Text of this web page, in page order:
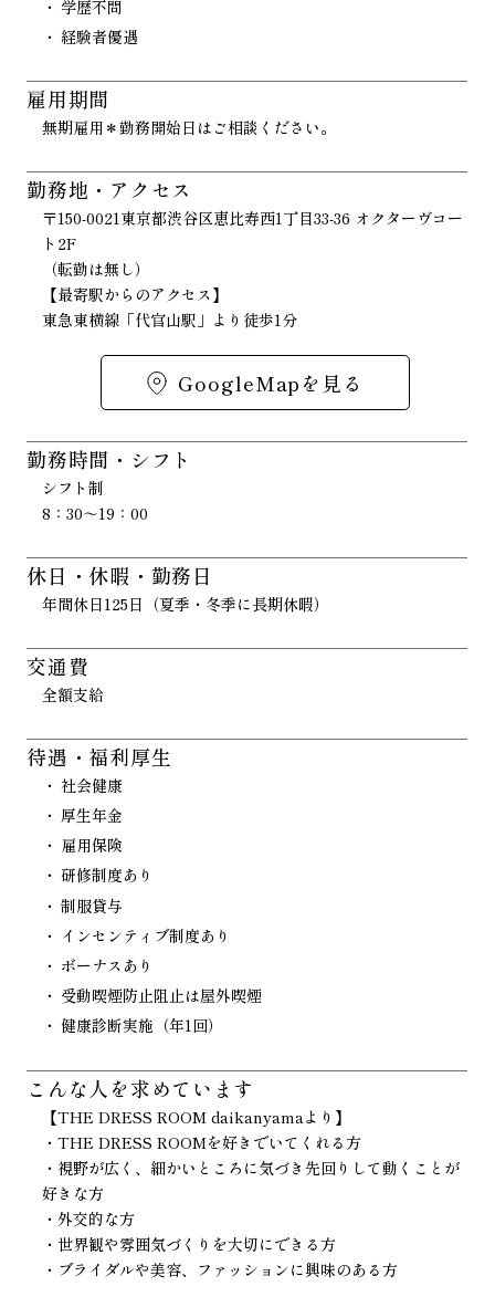
学歴不問
経験者優遇
雇用期間
無期雇用＊勤務開始日はご相談ください。
勤務地・アクセス
〒150-0021東京都渋谷区恵比寿西1丁目33-36 オクターヴコー
ト2F
（転勤は無し）
【最寄駅からのアクセス】
東急東横線「代官山駅」より徒歩1分
GoogleMapを見る
勤務時間・シフト
シフト制
8：30～19：00
休日・休暇・勤務日
年間休日125日（夏季・冬季に長期休暇）
交通費
全額支給
待遇・福利厚生
社会健康
厚生年金
雇用保険
研修制度あり
制服貸与
インセンティブ制度あり
ボーナスあり
受動喫煙防止阻止は屋外喫煙
健康診断実施（年1回）
こんな人を求めています
【THE DRESS ROOM daikanyamaより】
・THE DRESS ROOMを好きでいてくれる方
・視野が広く、細かいところに気づき先回りして動くことが
好きな方
・外交的な方
・世界観や雰囲気づくりを大切にできる方
・ブライダルや美容、ファッションに興味のある方